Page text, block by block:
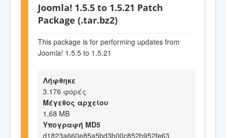
Joomla! 1.5.5 to 1.5.21 Patch
Package (.tar.bz2)
This package is for performing updates from
Joomla! 1.5.5 to 1.5.21
Λήφθηκε
3.176 φορές
Μέγεθος αρχείου
1,68 MB
Υπογραφή MD5
d1823a660e85a5bd3b00c852b952fe63